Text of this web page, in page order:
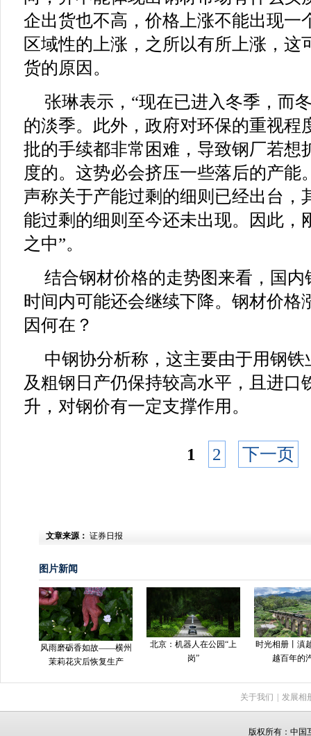
企出货也不高，价格上涨不能出现一
区域性的上涨，之所以有所上涨，这
货的原因。
张琳表示，“现在已进入冬季，而
的淡季。此外，政府对环保的重视程
批的手续都非常困难，导致钢厂若想
度的。这势必会挤压一些落后的产能
声称关于产能过剩的细则已经出台，
能过剩的细则至今还未出现。因此，
之中”。
结合钢材价格的走势图来看，国
时间内可能还会继续下降。钢材价格
因何在？
中钢协分析称，这主要由于用钢
及粗钢日产仍保持较高水平，且进口
升，对钢价有一定支撑作用。
1 2 下一页
文章来源： 证券日报